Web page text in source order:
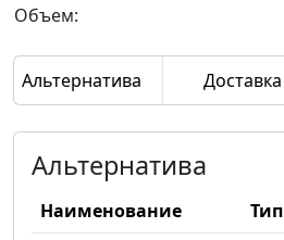
Объем:
Альтернатива Доставка
Альтернатива
Наименование Тип